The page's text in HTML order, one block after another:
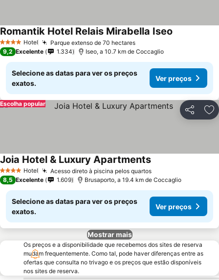
4 EstrelasHotel Parque extenso de 70 hectaresVer preços
Romantik Hotel Relais Mirabella Iseo
9,2 Excelente 1.334 Iseo, a 10.7 km de Coccaglio
Selecione as datas para ver os preços
exatos.
Ver preços
Partilhar
Escolha popular
4 EstrelasHotel Acesso direto à piscina pelos quartosVer preços
Joia Hotel & Luxury ApartmentsVer preços
8,5 Excelente 1.609 Brusaporto, a 19.4 km de Coccaglio
Selecione as datas para ver os preços
exatos.
Ver preços
Mostrar mais
Os preços e a disponibilidade que recebemos dos sites de reserva
mudam frequentemente. Como tal, pode haver diferenças entre as
ofertas que consulta no trivago e os preços que estão disponíveis
nos sites de reserva.